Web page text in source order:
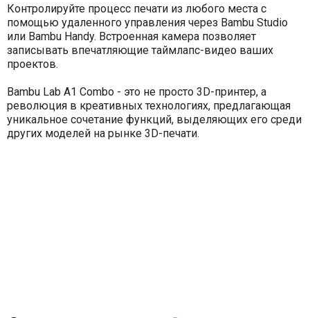
Контролируйте процесс печати из любого места с
помощью удаленного управления через Bambu Studio
или Bambu Handy. Встроенная камера позволяет
записывать впечатляющие таймлапс-видео ваших
проектов.
Bambu Lab A1 Combo - это не просто 3D-принтер, а
революция в креативных технологиях, предлагающая
уникальное сочетание функций, выделяющих его среди
других моделей на рынке 3D-печати.